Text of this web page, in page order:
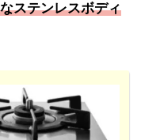
ステンレスボディ